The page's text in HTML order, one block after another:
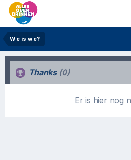
Wie is wie?
Thanks (0)
Er is hier nog